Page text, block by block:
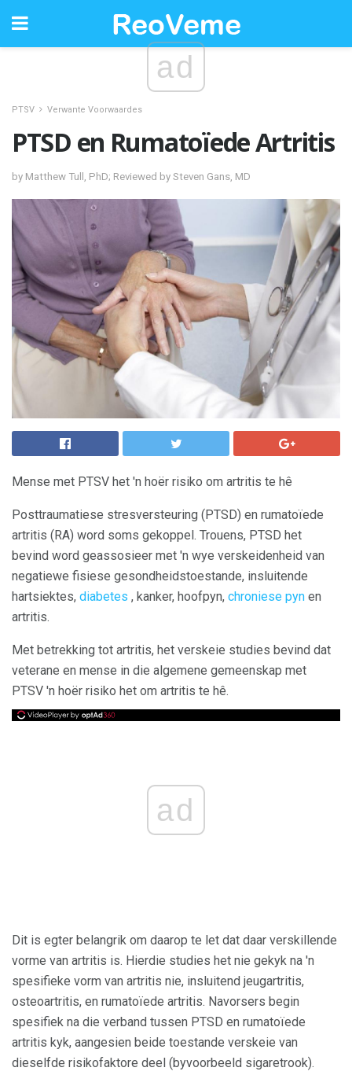
ad
PTSV Verwante Voorwaardes
PTSD en Rumatoïede Artritis
by Matthew Tull, PhD; Reviewed by Steven Gans, MD
Mense met PTSV het 'n hoër risiko om artritis te hê
Posttraumatiese stresversteuring (PTSD) en rumatoïede
artritis (RA) word soms gekoppel. Trouens, PTSD het
bevind word geassosieer met 'n wye verskeidenheid van
negatiewe fisiese gesondheidstoestande, insluitende
hartsiektes, diabetes , kanker, hoofpyn, chroniese pyn en
artritis.
Met betrekking tot artritis, het verskeie studies bevind dat
veterane en mense in die algemene gemeenskap met
PTSV 'n hoër risiko het om artritis te hê.
ad
Dit is egter belangrik om daarop te let dat daar verskillende
vorme van artritis is. Hierdie studies het nie gekyk na 'n
spesifieke vorm van artritis nie, insluitend jeugartritis,
osteoartritis, en rumatoïede artritis. Navorsers begin
spesifiek na die verband tussen PTSD en rumatoïede
artritis kyk, aangesien beide toestande verskeie van
dieselfde risikofaktore deel (byvoorbeeld sigaretrook).